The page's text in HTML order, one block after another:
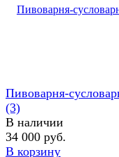
Пивоварня-
(3)
В наличии
34 000 руб.
В корзину